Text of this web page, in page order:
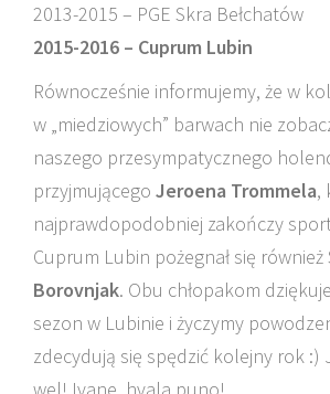
2013-2015 – PGE Skra Bełchatów
2015-2016 – Cuprum Lubin
Równocześnie informujemy, że w
w „miedziowych” barwach nie
naszego przesympatycznego
przyjmującego Jeroena Trommela,
najprawdopodobniej zakończy
Cuprum Lubin pożegnał się również
Borovnjak. Obu chłopakom
sezon w Lubinie i życzymy
zdecydują się spędzić kolejny rok :)